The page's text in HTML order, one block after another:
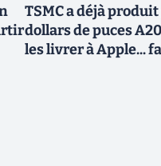
TSMC a déjà
dollars de puces
les livrer à Apple...